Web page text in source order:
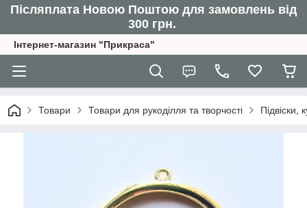
Післяплата Новою Поштою для замовлень від
300 грн.
Інтернет-магазин "Прикраса"
Товари Товари для рукоділля та творчості